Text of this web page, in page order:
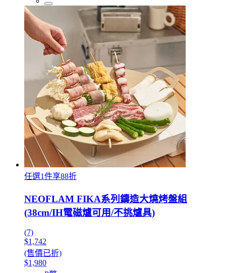
任選1件享88折
NEOFLAM FIKA系列鑄造大燒烤盤組
(38cm/IH電磁爐可用/不挑爐具)
(7)
$1,742
(售價已折)
$1,980